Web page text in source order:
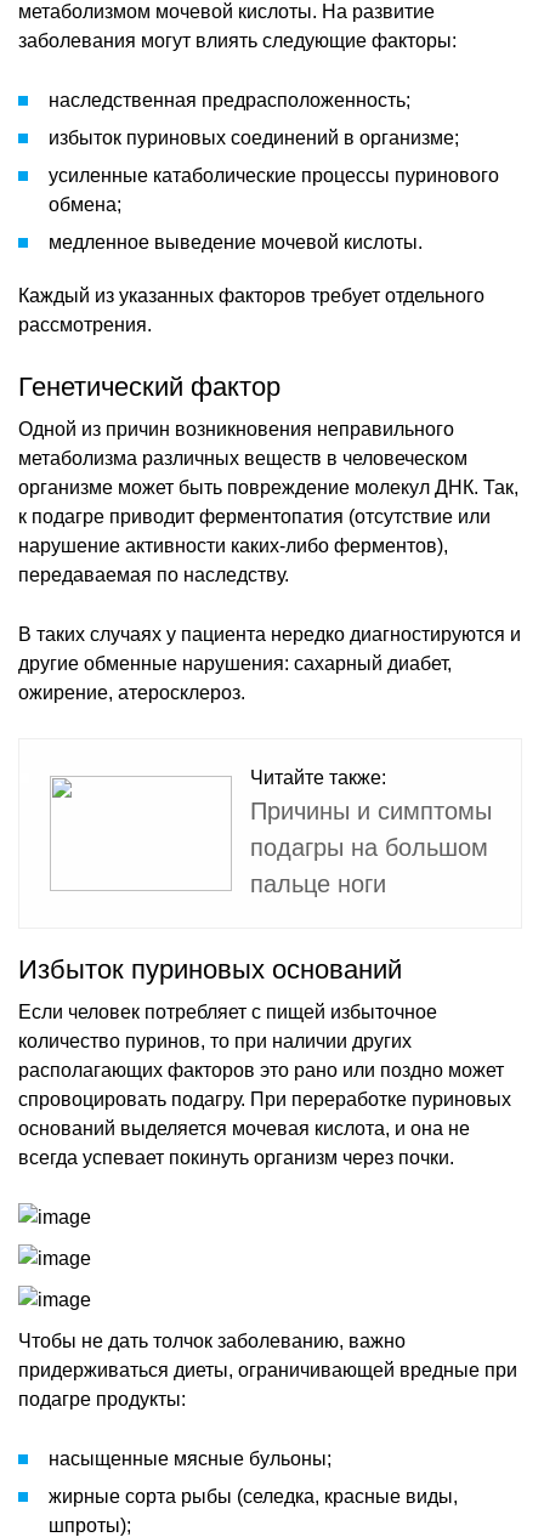
метаболизмом мочевой кислоты. На развитие
заболевания могут влиять следующие факторы:
наследственная предрасположенность;
избыток пуриновых соединений в организме;
усиленные катаболические процессы пуринового
обмена;
медленное выведение мочевой кислоты.
Каждый из указанных факторов требует отдельного
рассмотрения.
Генетический фактор
Одной из причин возникновения неправильного
метаболизма различных веществ в человеческом
организме может быть повреждение молекул ДНК. Так,
к подагре приводит ферментопатия (отсутствие или
нарушение активности каких-либо ферментов),
передаваемая по наследству.
В таких случаях у пациента нередко диагностируются и
другие обменные нарушения: сахарный диабет,
ожирение, атеросклероз.
Читайте также:
Причины и симптомы
подагры на большом
пальце ноги
Избыток пуриновых оснований
Если человек потребляет с пищей избыточное
количество пуринов, то при наличии других
располагающих факторов это рано или поздно может
спровоцировать подагру. При переработке пуриновых
оснований выделяется мочевая кислота, и она не
всегда успевает покинуть организм через почки.
Чтобы не дать толчок заболеванию, важно
придерживаться диеты, ограничивающей вредные при
подагре продукты:
насыщенные мясные бульоны;
жирные сорта рыбы (селедка, красные виды,
шпроты);